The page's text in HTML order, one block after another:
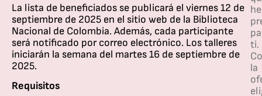
La lista de beneficiados se publicará el viernes 12 de
septiembre de 2025 en el sitio web de la Biblioteca
Nacional de Colombia. Además, cada participante
será notificado por correo electrónico. Los talleres
iniciarán la semana del martes 16 de septiembre de
2025.
Requisitos
ti.
la